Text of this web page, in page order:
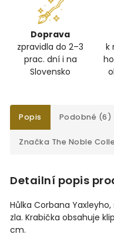
Doprava
zpravidla do 2–3
prac. dní i na
Slovensko
k
Popis Podobné (6)
Značka The Noble
Detailní popis
Hůlka Corbana
zla. Krabička obsahuje
cm.